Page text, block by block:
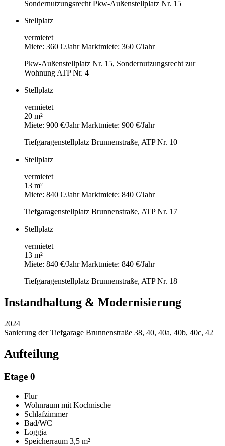
Sondernutzungsrecht Pkw-Außenstellplatz Nr. 15
Stellplatz
vermietet
Miete: 360 €/JahrMarktmiete: 360 €/Jahr
Pkw-Außenstellplatz Nr. 15, Sondernutzungsrecht zur
Wohnung ATP Nr. 4
Stellplatz
vermietet
20 m²
Miete: 900 €/JahrMarktmiete: 900 €/Jahr
Tiefgaragenstellplatz Brunnenstraße, ATP Nr. 10
Stellplatz
vermietet
13 m²
Miete: 840 €/JahrMarktmiete: 840 €/Jahr
Tiefgaragenstellplatz Brunnenstraße, ATP Nr. 17
Stellplatz
vermietet
13 m²
Miete: 840 €/JahrMarktmiete: 840 €/Jahr
Tiefgaragenstellplatz Brunnenstraße, ATP Nr. 18
Instandhaltung & Modernisierung
2024
Sanierung der Tiefgarage Brunnenstraße 38, 40, 40a, 40b, 40c, 42
Aufteilung
Etage 0
Flur
Wohnraum mit Kochnische
Schlafzimmer
Bad/WC
Loggia
Speicherraum 3,5 m²